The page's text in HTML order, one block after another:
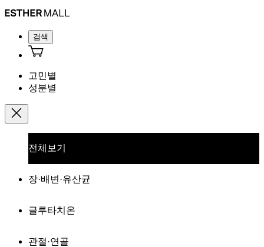
검색
고민별
성분별
전체보기
장·배변·유산균
글루타치온
관절·연골